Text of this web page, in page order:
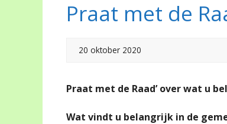
Praat met de
20 oktober 2020
Praat met de Raad’ over wat u
Wat vindt u belangrijk in de